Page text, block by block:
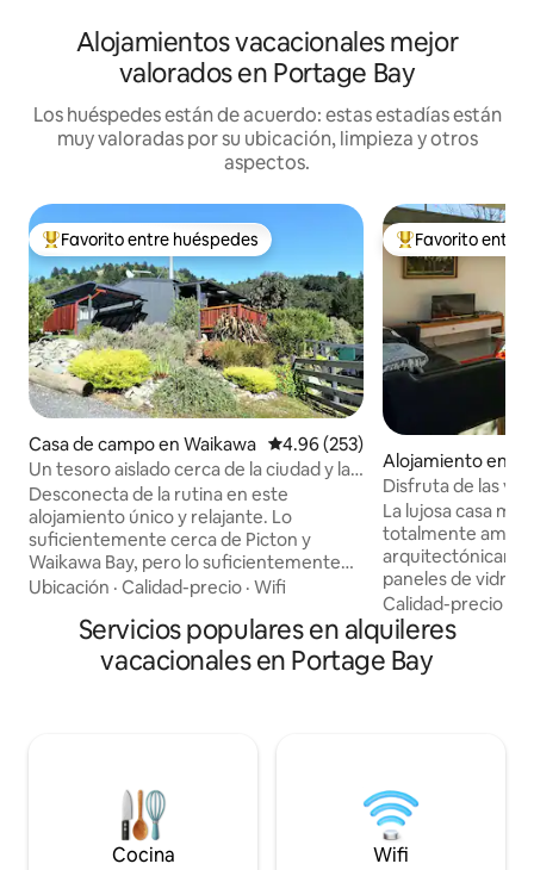
Alojamientos vacacionales mejor
valorados en Portage Bay
Los huéspedes están de acuerdo: estas estadías están
muy valoradas por su ubicación, limpieza y otros
aspectos.
Favorito entre huéspedes preferido
Favorito entre huéspedes
Casa de campo en Waikawa Calificación promedio: 4.96 de
4.96 (253)
Un tesoro aislado cerca de la ciudad y la
bahía.
Desconecta de la rutina en este
alojamiento único y relajante. Lo
suficientemente cerca de Picton y
Waikawa Bay, pero lo suficientemente
lejos como para sentir que estás muy
paz y la tranquilidad, pero también lugar
céntrico perfecto para explorar
Marlborough. Amplio espacio para que
alquiler, estaremos encantados de
recomendarte una empresa local de
alquiler de coches y proporcionarte un
presupuesto. Avísanos.
Ubicación · Calidad-precio · Wifi
Favorito entre
Favorito entre
Alojamiento en
Disfruta de las
La lujosa casa
totalmente
paneles de vidrio
impresionantes
montaña. Con un diseño de planta
abierta, es
espectaculares
gourmet. Ideal
excursionistas de
estadías largas
Calidad-precio
Servicios populares en alquileres
vacacionales en Portage Bay
Cocina Wifi